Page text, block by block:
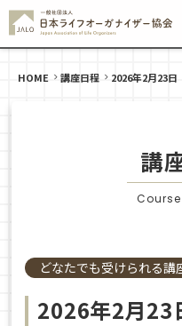
HOME 講座日程 2026年2月23日
講
どなたでも受けられる講
2026年2月23